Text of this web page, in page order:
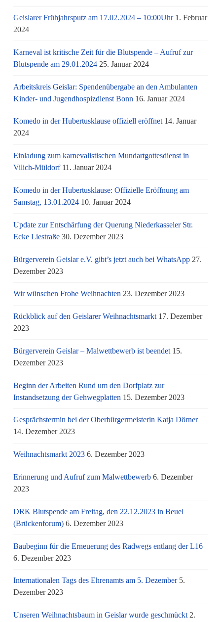
Geislarer Frühjahrsputz am 17.02.2024 – 10:00Uhr 1. Februar
2024
Karneval ist kritische Zeit für die Blutspende – Aufruf zur
Blutspende am 29.01.2024 25. Januar 2024
Arbeitskreis Geislar: Spendenübergabe an den Ambulanten
Kinder- und Jugendhospizdienst Bonn 16. Januar 2024
Komedo in der Hubertusklause offiziell eröffnet 14. Januar
2024
Einladung zum karnevalistischen Mundartgottesdienst in
Vilich-Müldorf 11. Januar 2024
Komedo in der Hubertusklause: Offizielle Eröffnung am
Samstag, 13.01.2024 10. Januar 2024
Update zur Entschärfung der Querung Niederkasseler Str.
Ecke Liestraße 30. Dezember 2023
Bürgerverein Geislar e.V. gibt’s jetzt auch bei WhatsApp 27.
Dezember 2023
Wir wünschen Frohe Weihnachten 23. Dezember 2023
Rückblick auf den Geislarer Weihnachtsmarkt 17. Dezember
2023
Bürgerverein Geislar – Malwettbewerb ist beendet 15.
Dezember 2023
Beginn der Arbeiten Rund um den Dorfplatz zur
Instandsetzung der Gehwegplatten 15. Dezember 2023
Gesprächstermin bei der Oberbürgermeisterin Katja Dörner
14. Dezember 2023
Weihnachtsmarkt 2023 6. Dezember 2023
Erinnerung und Aufruf zum Malwettbewerb 6. Dezember
2023
DRK Blutspende am Freitag, den 22.12.2023 in Beuel
(Brückenforum) 6. Dezember 2023
Baubeginn für die Erneuerung des Radwegs entlang der L16
6. Dezember 2023
Internationalen Tags des Ehrenamts am 5. Dezember 5.
Dezember 2023
Unseren Weihnachtsbaum in Geislar wurde geschmückt 2.